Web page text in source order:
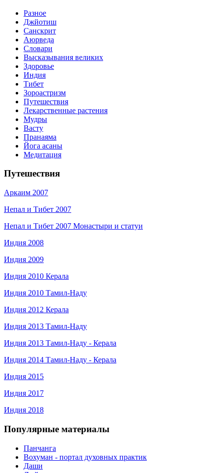
Разное
Джйотиш
Санскрит
Аюрведа
Словари
Высказывания великих
Здоровье
Индия
Тибет
Зороастризм
Путешествия
Лекарственные растения
Мудры
Васту
Пранаяма
Йога асаны
Медитация
Путешествия
Аркаим 2007
Непал и Тибет 2007
Непал и Тибет 2007 Монастыри и статуи
Индия 2008
Индия 2009
Индия 2010 Керала
Индия 2010 Тамил-Наду
Индия 2012 Керала
Индия 2013 Тамил-Наду
Индия 2013 Тамил-Наду - Керала
Индия 2014 Тамил-Наду - Керала
Индия 2015
Индия 2017
Индия 2018
Популярные материалы
Панчанга
Вохуман - портал духовных практик
Даши